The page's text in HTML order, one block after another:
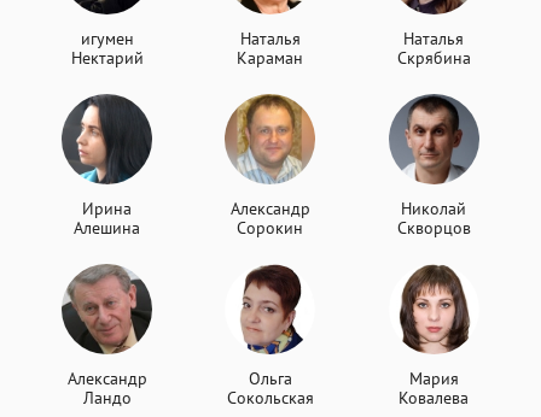
игумен
Нектарий
Наталья
Караман
Наталья
Скрябина
Ирина
Алешина
Александр
Сорокин
Николай
Скворцов
Александр
Ландо
Ольга
Сокольская
Мария
Ковалева